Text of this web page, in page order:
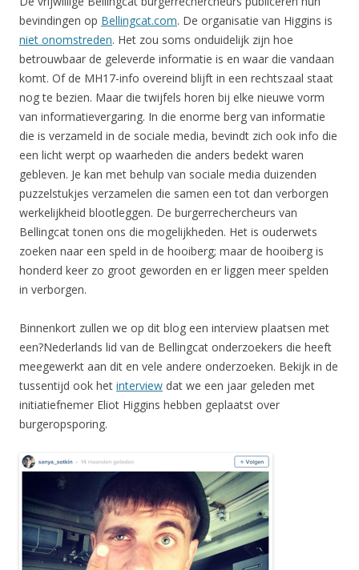
bevindingen op Bellingcat.com. De organisatie van Higgins is
niet onomstreden. Het zou soms onduidelijk zijn hoe
betrouwbaar de geleverde informatie is en waar die vandaan
komt. Of de MH17-info overeind blijft in een rechtszaal staat
nog te bezien. Maar die twijfels horen bij elke nieuwe vorm
van informatievergaring. In die enorme berg van informatie
die is verzameld in de sociale media, bevindt zich ook info die
een licht werpt op waarheden die anders bedekt waren
gebleven. Je kan met behulp van sociale media duizenden
puzzelstukjes verzamelen die samen een tot dan verborgen
werkelijkheid blootleggen. De burgerrechercheurs van
Bellingcat tonen ons die mogelijkheden. Het is ouderwets
zoeken naar een speld in de hooiberg; maar de hooiberg is
honderd keer zo groot geworden en er liggen meer spelden
in verborgen.
Binnenkort zullen we op dit blog een interview plaatsen met
een?Nederlands lid van de Bellingcat onderzoekers die heeft
meegewerkt aan dit en vele andere onderzoeken. Bekijk in de
tussentijd ook het interview dat we een jaar geleden met
initiatiefnemer Eliot Higgins hebben geplaatst over
burgeropsporing.